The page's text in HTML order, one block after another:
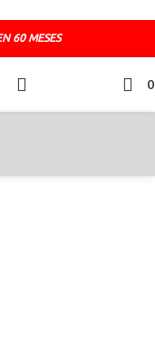
60 MESES